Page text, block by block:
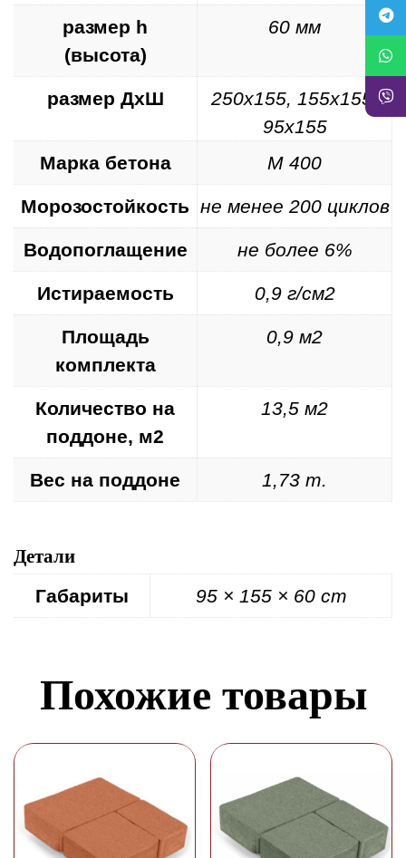
размер h
(высота)
60 мм
размер ДхШ
250х155, 155х155,
95х155
Марка бетона
М 400
Морозостойкость не менее 200 циклов
Водопоглащение не более 6%
Истираемость 0,9 г/см2
Площадь
комплекта
0,9 м2
Количество на
поддоне, м2
13,5 м2
Вес на поддоне 1,73 т.
Детали
Габариты 95 × 155 × 60 cm
Похожие товары